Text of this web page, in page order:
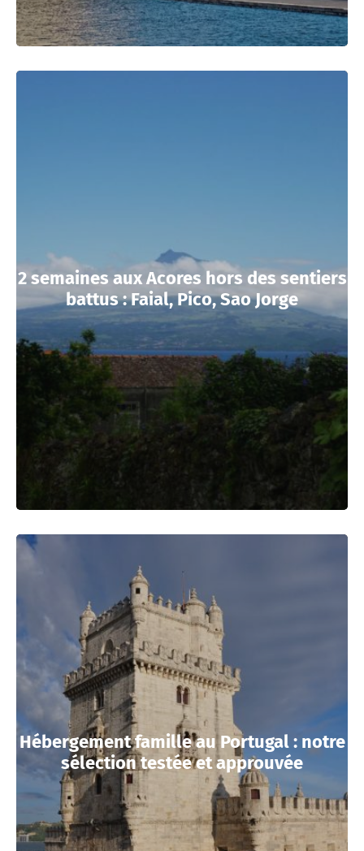
2 semaines aux Acores hors des sentiers
battus : Faial, Pico, Sao Jorge
Hébergement famille au Portugal : notre
sélection testée et approuvée